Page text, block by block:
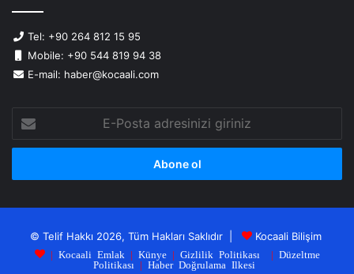
Tel: +90 264 812 15 95
Mobile: +90 544 819 94 38
E-mail: haber@kocaali.com
Posta
adresinizi
© Telif Hakkı 2026, Tüm Hakları Saklıdır | Kocaali Bilişim
| Kocaali Emlak | Künye| Gizlilik Politikası | Düzeltme
Politikası | Haber Doğrulama Ilkesi